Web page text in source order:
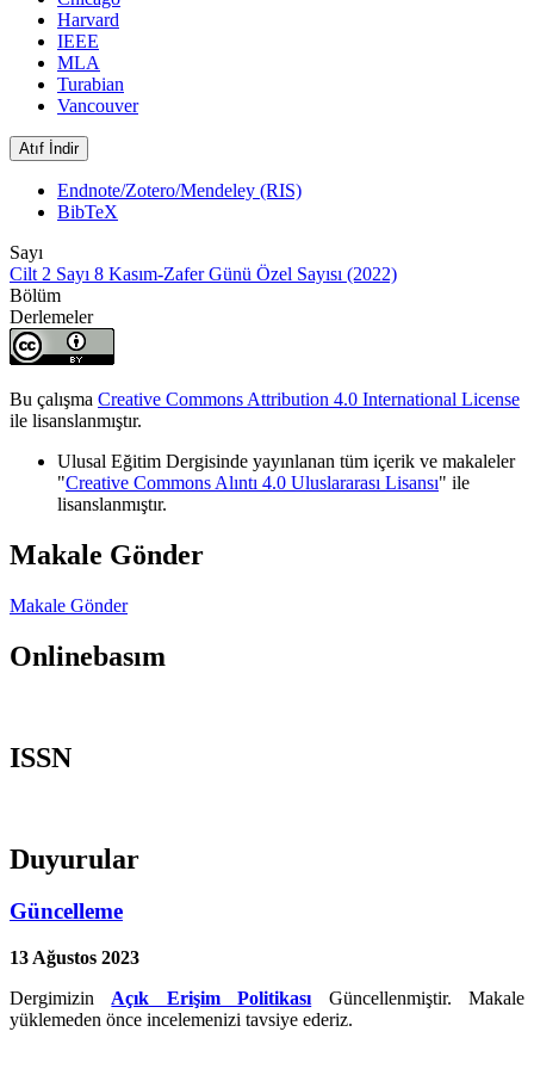
Harvard
IEEE
MLA
Turabian
Vancouver
Atıf İndir
Endnote/Zotero/Mendeley (RIS)
BibTeX
Sayı
Cilt 2 Sayı 8 Kasım-Zafer Günü Özel Sayısı (2022)
Bölüm
Derlemeler
Bu çalışma Creative Commons Attribution 4.0 International License
ile lisanslanmıştır.
Ulusal Eğitim Dergisinde yayınlanan tüm içerik ve makaleler
"Creative Commons Alıntı 4.0 Uluslararası Lisansı" ile
lisanslanmıştır.
Makale Gönder
Makale Gönder
Onlinebasım
ISSN
Duyurular
Güncelleme
13 Ağustos 2023
Dergimizin Açık Erişim Politikası Güncellenmiştir. Makale
yüklemeden önce incelemenizi tavsiye ederiz.